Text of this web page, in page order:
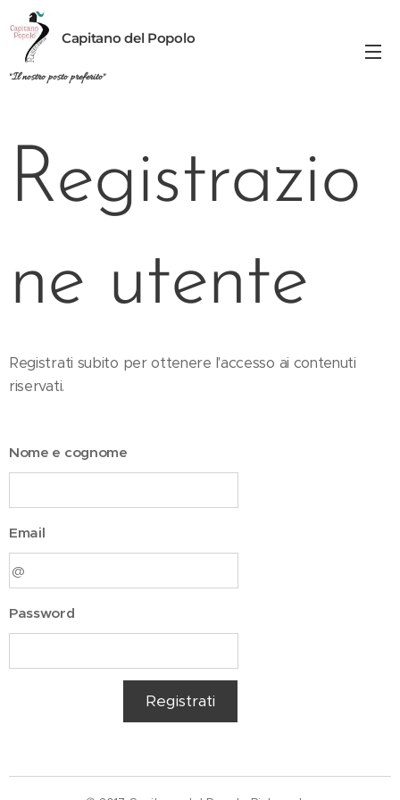
Capitano del Popolo
"Il nostro posto preferito"
Registrazio
ne utente
Registrati subito per ottenere l'accesso ai contenuti
riservati.
Nome e cognome
Email
Password
Registrati